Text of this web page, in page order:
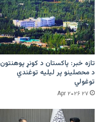
تازه خبر: پاکستان د کونړ پوهنتون
د محصلینو پر لیلیه توغندي
توغولي
۲۷ Apr ۲۰۲۶